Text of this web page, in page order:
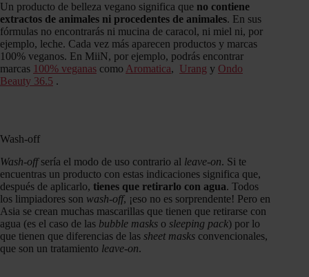
Un producto de belleza vegano significa que no contiene
extractos de animales ni procedentes de animales. En sus
fórmulas no encontrarás ni mucina de caracol, ni miel ni, por
ejemplo, leche. Cada vez más aparecen productos y marcas
100% veganos. En MiiN, por ejemplo, podrás encontrar
marcas 100% veganas como Aromatica, Urang y Ondo
Beauty 36.5 .
Wash-off
Wash-offsería el modo de uso contrario al leave-on. Si te
encuentras un producto con estas indicaciones significa que,
después de aplicarlo, tienes que retirarlo con agua. Todos
los limpiadores son wash-off, ¡eso no es sorprendente! Pero en
Asia se crean muchas mascarillas que tienen que retirarse con
agua (es el caso de las bubble masks o sleeping pack) por lo
que tienen que diferencias de las sheet masks convencionales,
que son un tratamiento leave-on.